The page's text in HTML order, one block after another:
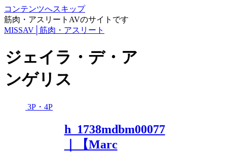
コンテンツへスキップ
筋肉・アスリートAVのサイトです
MISSAV│筋肉・アスリート
ジェイラ・デ・ア
ンゲリス
3P・4P
h_1738mdbm00077
｜【Marc